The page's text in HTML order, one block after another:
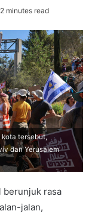
2 minutes read
tersebut,
dan Yerusalem
berunjuk rasa
jalan,